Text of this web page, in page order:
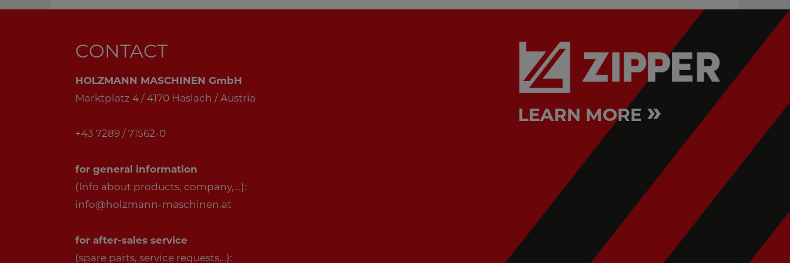
CONTACT
HOLZMANN MASCHINEN GmbH
Marktplatz 4 / 4170 Haslach / Austria
+43 7289 / 71562-0
for general information
(Info about products, company,...):
info@holzmann-maschinen.at
for after-sales service
(spare parts, service requests,..):
LEARN MORE »